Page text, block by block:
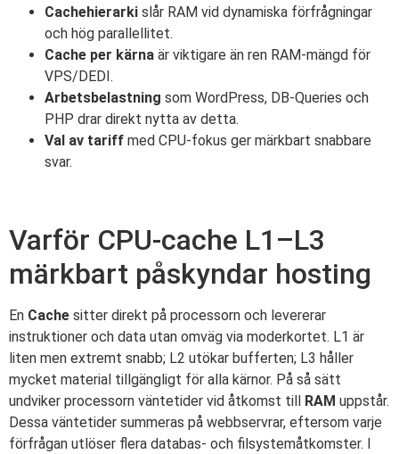
Cachehierarki slår RAM vid dynamiska förfrågningar
och hög parallellitet.
Cache per kärna är viktigare än ren RAM-mängd för
VPS/DEDI.
Arbetsbelastning som WordPress, DB-Queries och
PHP drar direkt nytta av detta.
Val av tariff med CPU-fokus ger märkbart snabbare
svar.
Varför CPU-cache L1–L3
märkbart påskyndar hosting
En Cache sitter direkt på processorn och levererar
instruktioner och data utan omväg via moderkortet. L1 är
liten men extremt snabb; L2 utökar bufferten; L3 håller
mycket material tillgängligt för alla kärnor. På så sätt
undviker processorn väntetider vid åtkomst till RAM uppstår.
Dessa väntetider summeras på webbservrar, eftersom varje
förfrågan utlöser flera databas- och filsystemåtkomster. I